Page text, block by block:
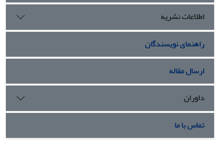
اطلاعات نشریه
راهنمای نویسندگان
ارسال مقاله
داوران
تماس با ما